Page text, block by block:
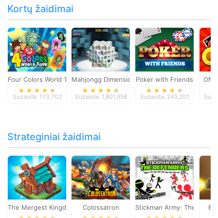
Kortų žaidimai
Four Colors World Tour
Suzaista: 173,702
Mahjongg Dimensions
Suzaista: 1,801,958
Poker with Friends
Suzaista: 245,201
Strateginiai žaidimai
The Mergest Kingdom Colossatron Stickman Army: The